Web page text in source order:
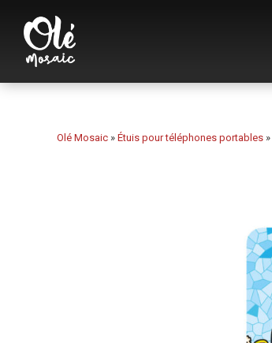
Olé Mosaic » Étuis pour téléphones portables »